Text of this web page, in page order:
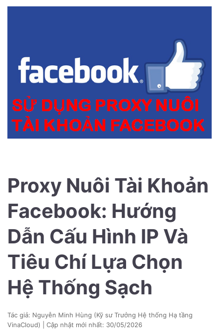
Proxy Nuôi Tài Khoản
Facebook: Hướng
Dẫn Cấu Hình IP Và
Tiêu Chí Lựa Chọn
Hệ Thống Sạch
Tác giả: Nguyễn Minh Hùng (Kỹ sư Trưởng Hệ thống Hạ tầng
VinaCloud) | Cập nhật mới nhất: 30/05/2026